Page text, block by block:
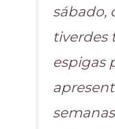
sábado,
tiverdes
espigas